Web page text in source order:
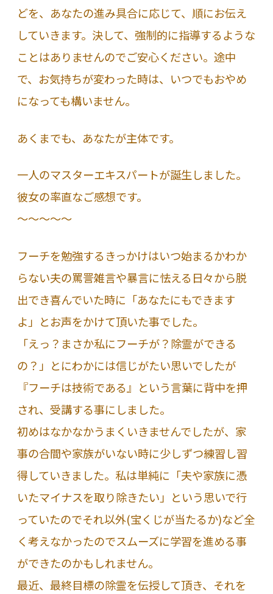
どを、あなたの進み具合に応じて、順にお伝え
していきます。決して、強制的に指導するような
ことはありませんのでご安心ください。途中
で、お気持ちが変わった時は、いつでもおやめ
になっても構いません。
あくまでも、あなたが主体です。
一人のマスターエキスパートが誕生しました。
彼女の率直なご感想です。
～～～～～
フーチを勉強するきっかけはいつ始まるかわか
らない夫の罵詈雑言や暴言に怯える日々から脱
出でき喜んでいた時に「あなたにもできます
よ」とお声をかけて頂いた事でした。
「えっ？まさか私にフーチが？除霊ができる
の？」とにわかには信じがたい思いでしたが
『フーチは技術である』という言葉に背中を押
され、受講する事にしました。
初めはなかなかうまくいきませんでしたが、家
事の合間や家族がいない時に少しずつ練習し習
得していきました。私は単純に「夫や家族に憑
いたマイナスを取り除きたい」という思いで行
っていたのでそれ以外(宝くじが当たるか)など全
く考えなかったのでスムーズに学習を進める事
ができたのかもしれません。
最近、最終目標の除霊を伝授して頂き、それを